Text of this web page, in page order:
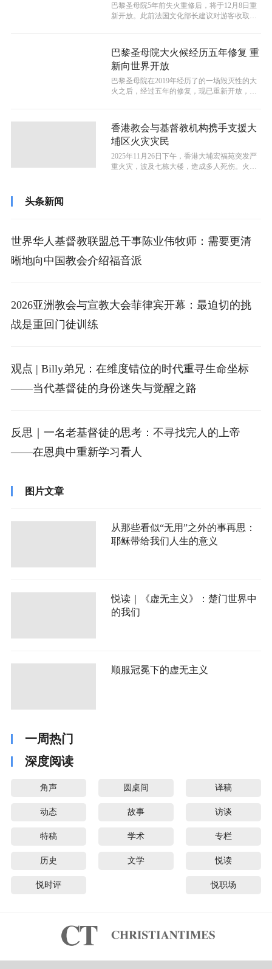
巴黎圣母院5年前失火重修后，将于12月8日重
新开放。此前法国文化部长建议对游客收取门
巴黎圣母院大火候经历五年修复 重
新向世界开放
巴黎圣母院在2019年经历了的一场毁灭性的大
火之后，经过五年的修复，现已重新开放，并
香港教会与基督教机构携手支援大
埔区火灾灾民
2025年11月26日下午，香港大埔宏福苑突发严
重火灾，波及七栋大楼，造成多人死伤。火灾
头条新闻
世界华人基督教联盟总干事陈业伟牧师：需要更清
晰地向中国教会介绍福音派
2026亚洲教会与宣教大会菲律宾开幕：最迫切的挑
战是重回门徒训练
观点 | Billy弟兄：在维度错位的时代重寻生命坐标
——当代基督徒的身份迷失与觉醒之路
反思｜一名老基督徒的思考：不寻找完人的上帝
——在恩典中重新学习看人
图片文章
从那些看似“无用”之外的事再思：
耶稣带给我们人生的意义
悦读｜《虚无主义》：楚门世界中
的我们
顺服冠冕下的虚无主义
一周热门
深度阅读
角声 圆桌间 译稿
动态 故事 访谈
特稿 学术 专栏
历史 文学 悦读
悦时评 悦职场